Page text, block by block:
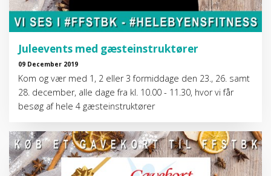
Juleevents med gæsteinstruktører
09 December 2019
Kom og vær med 1, 2 eller 3 formiddage den 23., 26. samt
28. december, alle dage fra kl. 10.00 - 11.30, hvor vi får
besøg af hele 4 gæsteinstruktører